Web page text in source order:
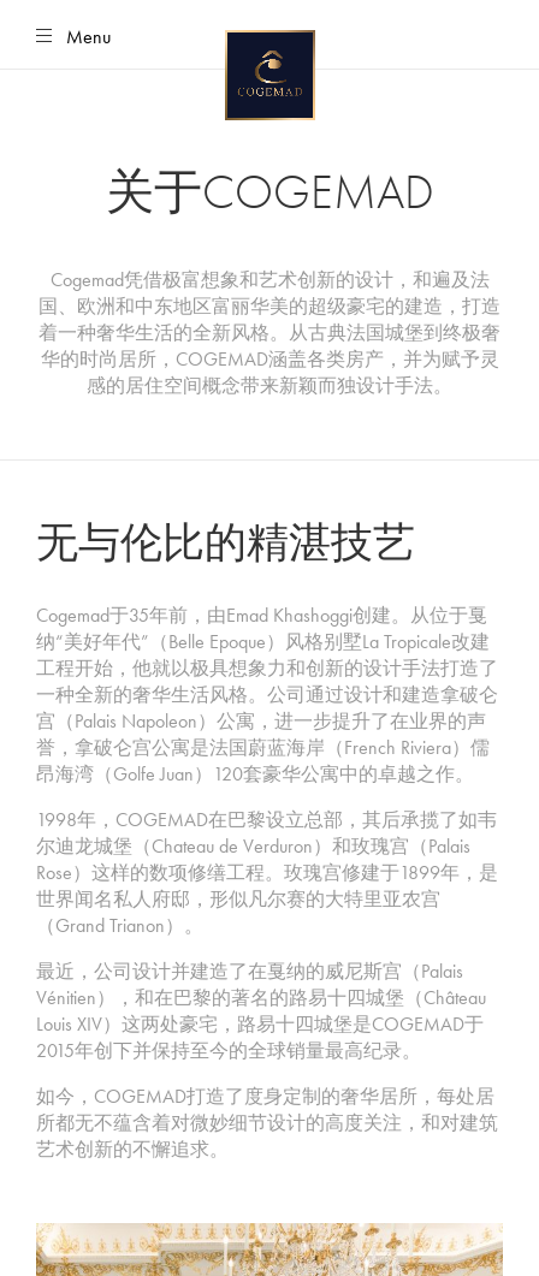
Menu
关于COGEMAD
Cogemad凭借极富想象和艺术创新的设计，和遍及法
国、欧洲和中东地区富丽华美的超级豪宅的建造，打造
着一种奢华生活的全新风格。从古典法国城堡到终极奢
华的时尚居所，COGEMAD涵盖各类房产，并为赋予灵
感的居住空间概念带来新颖而独设计手法。
无与伦比的精湛技艺
Cogemad于35年前，由Emad Khashoggi创建。从位于戛
纳“美好年代”（Belle Epoque）风格别墅La Tropicale改建
工程开始，他就以极具想象力和创新的设计手法打造了
一种全新的奢华生活风格。公司通过设计和建造拿破仑
宫（Palais Napoleon）公寓，进一步提升了在业界的声
誉，拿破仑宫公寓是法国蔚蓝海岸（French Riviera）儒
昂海湾（Golfe Juan）120套豪华公寓中的卓越之作。
1998年，COGEMAD在巴黎设立总部，其后承揽了如韦
尔迪龙城堡（Chateau de Verduron）和玫瑰宫（Palais
Rose）这样的数项修缮工程。玫瑰宫修建于1899年，是
世界闻名私人府邸，形似凡尔赛的大特里亚农宫
（Grand Trianon）。
最近，公司设计并建造了在戛纳的威尼斯宫（Palais
Vénitien），和在巴黎的著名的路易十四城堡（Château
Louis XIV）这两处豪宅，路易十四城堡是COGEMAD于
2015年创下并保持至今的全球销量最高纪录。
如今，COGEMAD打造了度身定制的奢华居所，每处居
所都无不蕴含着对微妙细节设计的高度关注，和对建筑
艺术创新的不懈追求。